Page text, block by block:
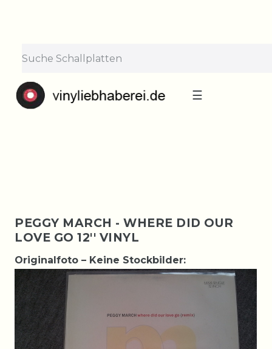
Bestellungen nehmen wir gerne entgegen —
der Versand startet wieder ab Montag, 31.
☰
PEGGY MARCH - WHERE DID OUR
LOVE GO 12'' VINYL
Originalfoto – Keine Stockbilder: